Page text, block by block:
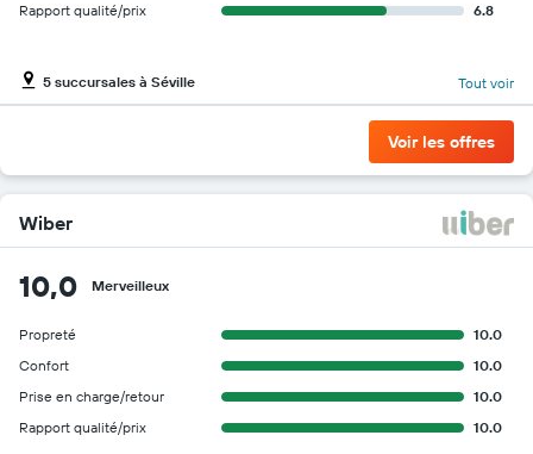
Rapport qualité/prix
6.8
5 succursales à Séville Tout voir
Voir les offres
Wiber
10,0 Merveilleux
Propreté
10.0
Confort
10.0
Prise en charge/retour
10.0
Rapport qualité/prix
10.0